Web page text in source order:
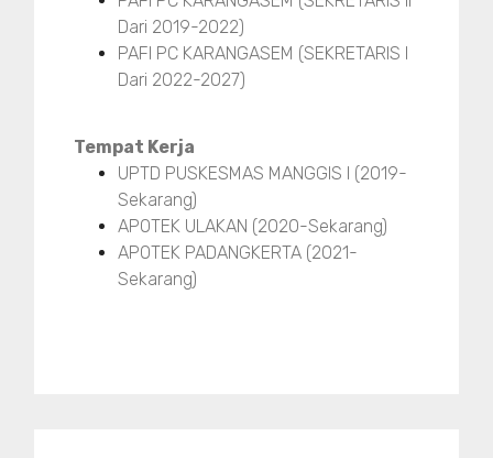
Dari 2019-2022)
PAFI PC KARANGASEM (SEKRETARIS I
Dari 2022-2027)
Tempat Kerja
UPTD PUSKESMAS MANGGIS I (2019-
Sekarang)
APOTEK ULAKAN (2020-Sekarang)
APOTEK PADANGKERTA (2021-
Sekarang)